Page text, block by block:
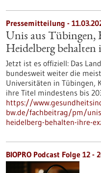
Pressemitteilung -
Unis aus Tübingen,
Heidelberg behalten
Jetzt ist es offiziell: Das
bundesweit weiter die
Universitäten in Tübingen,
ihre Titel mindestens bis
https://
bw.de/fachbeitrag/pm/
heidelberg-behalten-ihre-
BIOPRO Podcast Folge 12 -